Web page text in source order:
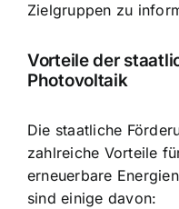
Zielgruppen zu
Vorteile der
Photovoltaik
Die staatliche
zahlreiche Vorteile
erneuerbare
sind einige davon: